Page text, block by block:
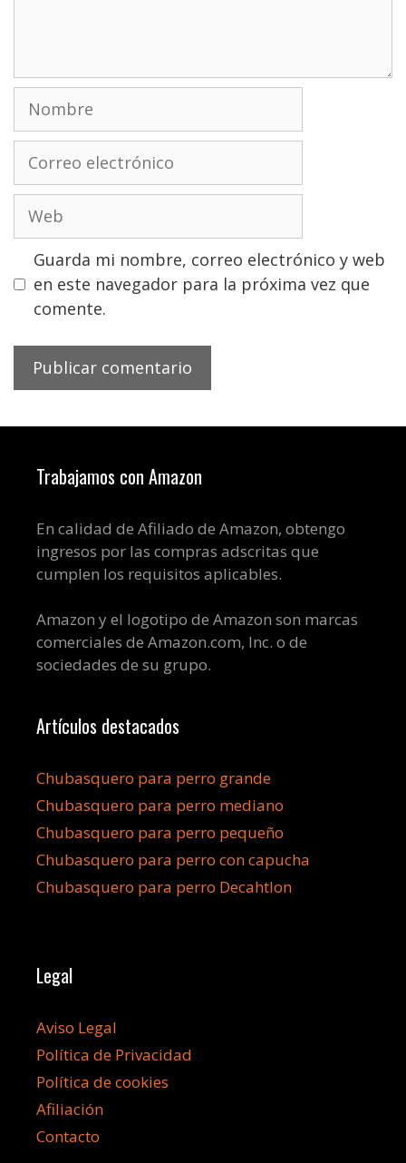
Nombre
electrónico
Guarda mi nombre, correo electrónico y web
en este navegador para la próxima vez que
comente.
Trabajamos con Amazon
En calidad de Afiliado de Amazon, obtengo
ingresos por las compras adscritas que
cumplen los requisitos aplicables.
Amazon y el logotipo de Amazon son marcas
comerciales de Amazon.com, Inc. o de
sociedades de su grupo.
Artículos destacados
Chubasquero para perro grande
Chubasquero para perro mediano
Chubasquero para perro pequeño
Chubasquero para perro con capucha
Chubasquero para perro Decahtlon
Legal
Aviso Legal
Política de Privacidad
Política de cookies
Afiliación
Contacto